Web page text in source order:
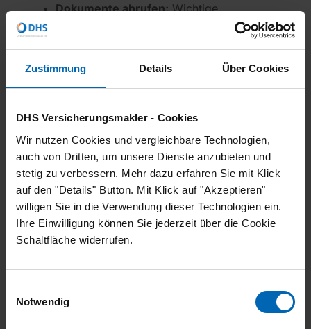
Zustimmung Details Über Cookies
DHS Versicherungsmakler - Cookies
Wir nutzen Cookies und vergleichbare Technologien,
auch von Dritten, um unsere Dienste anzubieten und
stetig zu verbessern. Mehr dazu erfahren Sie mit Klick
auf den "Details" Button. Mit Klick auf "Akzeptieren"
willigen Sie in die Verwendung dieser Technologien ein.
Ihre Einwilligung können Sie jederzeit über die Cookie
Schaltfläche widerrufen.
Notwendig
Dokumente abrufen:Wichtige
Unterlagen schnell und unkompliziert
Schadenfälle direkt online melden und
jederzeit den aktuellen Status verfolgen.
vielen nützlichen Informationen und
digitalen Services rund um Ihre
Versicherungen.
Die Freischaltung Ihrer persönlichen
Kundencloud können Sie ganz
einfach bei Ihrem Berater
Zukunft und genießen Sie den Komfort unserer